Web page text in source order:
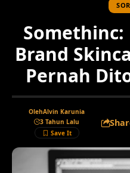
Somethinc:
Brand
Pernah
OlehAlvin Karunia
3 Tahun Lalu